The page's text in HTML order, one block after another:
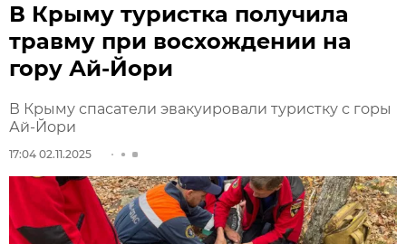
В Крыму туристка получила
травму при восхождении на
гору Ай-Йори
В Крыму спасатели эвакуировали туристку с горы
Ай-Йори
17:04 02.11.2025